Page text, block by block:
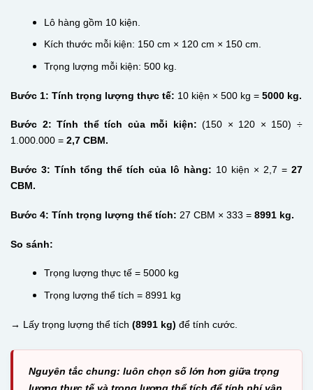
Lô hàng gồm 10 kiện.
Kích thước mỗi kiện: 150 cm × 120 cm × 150 cm.
Trọng lượng mỗi kiện: 500 kg.
Bước 1: Tính trọng lượng thực tế: 10 kiện × 500 kg = 5000 kg.
Bước 2: Tính thể tích của mỗi kiện: (150 × 120 × 150) ÷
1.000.000 = 2,7 CBM.
Bước 3: Tính tổng thể tích của lô hàng: 10 kiện × 2,7 = 27
CBM.
Bước 4: Tính trọng lượng thể tích: 27 CBM × 333 = 8991 kg.
So sánh:
Trọng lượng thực tế = 5000 kg
Trọng lượng thể tích = 8991 kg
→ Lấy trọng lượng thể tích (8991 kg) để tính cước.
Nguyên tắc chung: luôn chọn số lớn hơn giữa trọng
lượng thực tế và trọng lượng thể tích để tính phí vận